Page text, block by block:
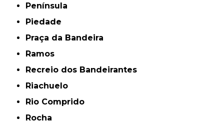
Península
Piedade
Praça da Bandeira
Ramos
Recreio dos Bandeirantes
Riachuelo
Rio Comprido
Rocha